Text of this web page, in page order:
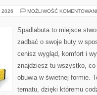
2026 MOŻLIWOŚĆ
Spadlabuta to miejsce
zadbać o swoje buty w
cenisz wygląd, komfort i
znajdziesz tu wszystko, co
obuwia w świetnej formie.
tematu, dzięki któremu